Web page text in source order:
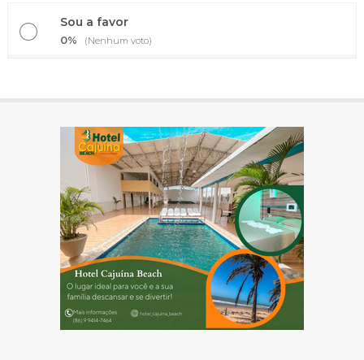
Sou a favor
0% (Nenhum voto)